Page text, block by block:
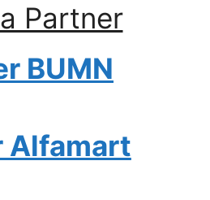
Partner
BUMN
Alfamart